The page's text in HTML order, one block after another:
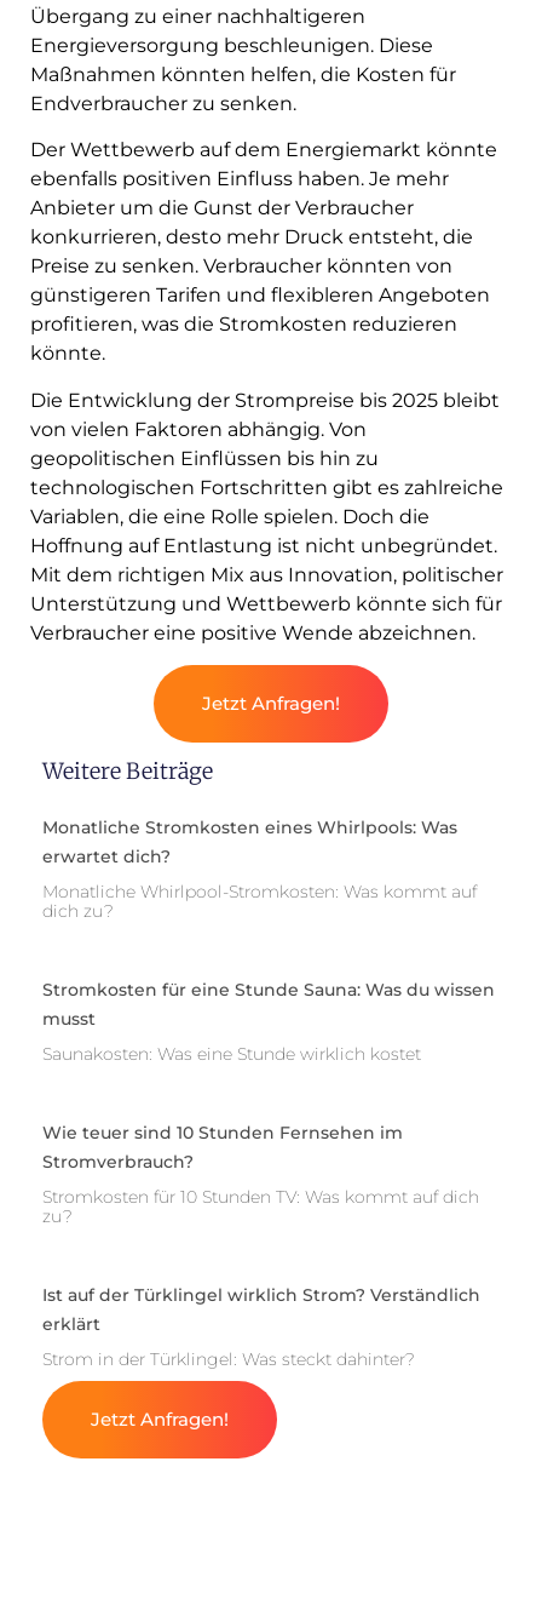
Übergang zu einer nachhaltigeren
Energieversorgung beschleunigen. Diese
Maßnahmen könnten helfen, die Kosten für
Endverbraucher zu senken.
Der Wettbewerb auf dem Energiemarkt könnte
ebenfalls positiven Einfluss haben. Je mehr
Anbieter um die Gunst der Verbraucher
konkurrieren, desto mehr Druck entsteht, die
Preise zu senken. Verbraucher könnten von
günstigeren Tarifen und flexibleren Angeboten
profitieren, was die Stromkosten reduzieren
könnte.
Die Entwicklung der Strompreise bis 2025 bleibt
von vielen Faktoren abhängig. Von
geopolitischen Einflüssen bis hin zu
technologischen Fortschritten gibt es zahlreiche
Variablen, die eine Rolle spielen. Doch die
Hoffnung auf Entlastung ist nicht unbegründet.
Mit dem richtigen Mix aus Innovation, politischer
Unterstützung und Wettbewerb könnte sich für
Verbraucher eine positive Wende abzeichnen.
Jetzt Anfragen!
Weitere Beiträge
Monatliche Stromkosten eines Whirlpools: Was
erwartet dich?
Monatliche Whirlpool-Stromkosten: Was kommt auf
dich zu?
Stromkosten für eine Stunde Sauna: Was du wissen
musst
Saunakosten: Was eine Stunde wirklich kostet
Wie teuer sind 10 Stunden Fernsehen im
Stromverbrauch?
Stromkosten für 10 Stunden TV: Was kommt auf dich
zu?
Ist auf der Türklingel wirklich Strom? Verständlich
erklärt
Strom in der Türklingel: Was steckt dahinter?
Jetzt Anfragen!